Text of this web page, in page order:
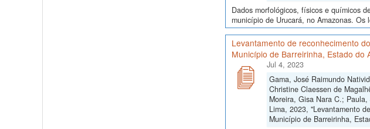
Dados morfológicos, físicos e químicos
município de Urucará, no Amazonas.
Levantamento de reconhecimento
Município de Barreirinha, Estado do
Jul 4, 2023
Gama, José Raimundo
Christine Claessen de
Moreira, Gisa Nara C.;
Lima, 2023, "Levantamento
Município de Barreirinha,